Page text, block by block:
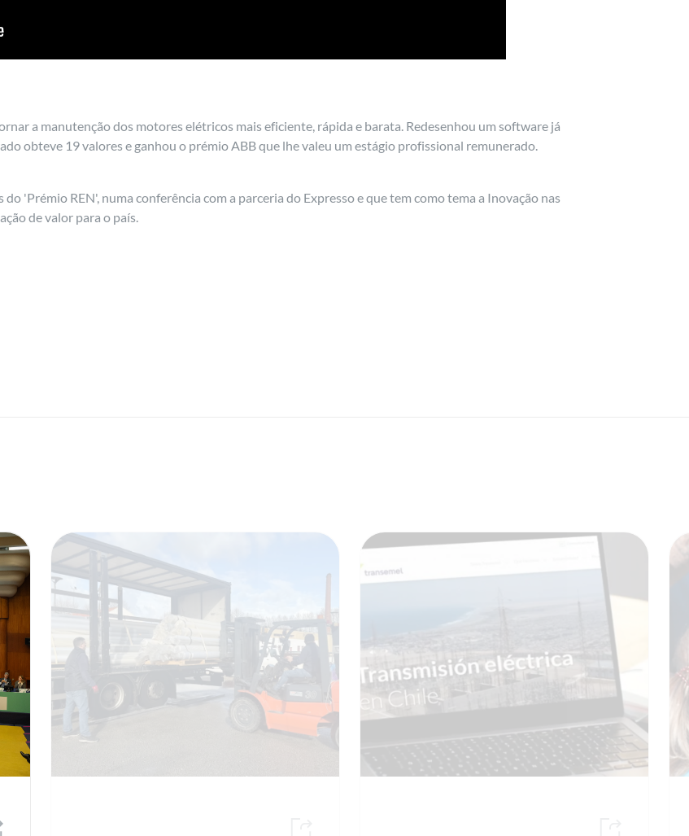
a manutenção dos motores elétricos mais eficiente, rápida e barata. Redesenhou um software já
obteve 19 valores e ganhou o prémio ABB que lhe valeu um estágio profissional remunerado.
'Prémio REN', numa conferência com a parceria do Expresso e que tem como tema a Inovação nas
de valor para o país.